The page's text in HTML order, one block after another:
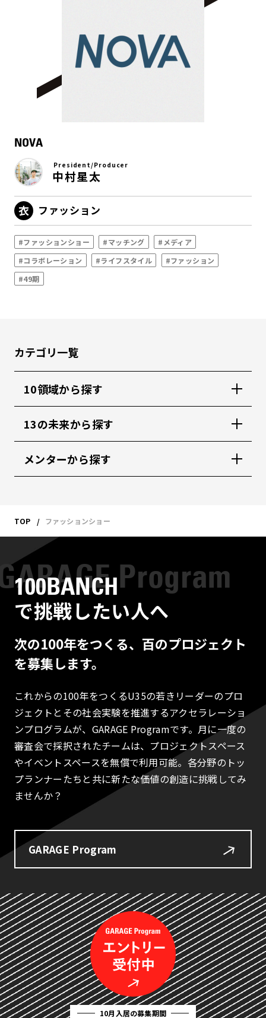
NOVA
President/Producer
中村星太
ファッション
#ファッションショー #マッチング
#メディア
#コラボレーション
#ライフスタイル
#ファッション
#49期
カテゴリ一覧
10領域から探す
13の未来から探す
メンターから探す
TOP ファッションショー
100BANCH
で挑戦したい人へ
次の100年をつくる、百のプロジェクト
を募集します。
これからの100年をつくるU35の若きリーダーのプロ
ジェクトとその社会実験を推進するアクセラレーショ
ンプログラムが、GARAGE Programです。月に一度の
審査会で採択されたチームは、プロジェクトスペース
やイベントスペースを無償で利用可能。各分野のトッ
プランナーたちと共に新たな価値の創造に挑戦してみ
ませんか？
GARAGE Program
10月入居の募集期間